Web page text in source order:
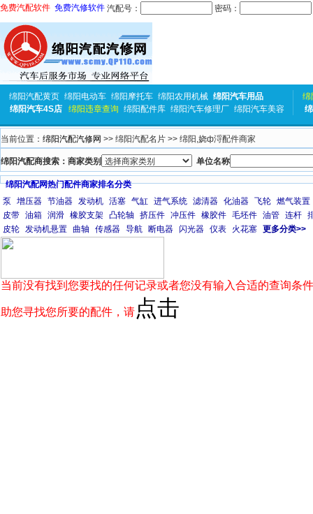
免费汽配软件 免费汽修软件 汽配号： 密码：
绵阳汽配黄页 绵阳电动车 绵阳摩托车 绵阳农用机械 绵阳汽车用品
绵阳汽车4S店
绵阳违章查询 绵阳配件库 绵阳汽车修理厂 绵阳汽车美容
绵
当前位置： 绵阳汽配汽修网 >> 绵阳汽配名片 >> 绵阳,娆ф浖配件商家
绵阳汽配商搜索：商家类别 单位名称
绵阳汽配网热门配件商家排名分类
泵
增压器 节油器 发动机 活塞 气缸 进气系统 滤清器 化油器 飞轮 燃气装置
皮带 油箱 润滑 橡胶支架 凸轮轴 挤压件 冲压件 橡胶件 毛坯件 油管 连杆
皮轮 发动机悬置 曲轴 传感器 导航 断电器 闪光器 仪表 火花塞 更多分类>>
当前没有找到您要找的任何记录或者您没有输入合适的查询条
助您寻找您所要的配件，请 点击